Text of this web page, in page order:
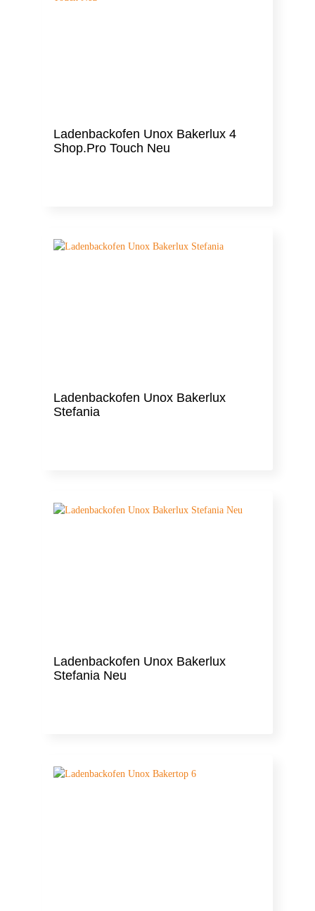
Ladenbackofen Unox Bakerlux 4
Shop.Pro Touch Neu
Ladenbackofen Unox Bakerlux
Stefania
Ladenbackofen Unox Bakerlux
Stefania Neu